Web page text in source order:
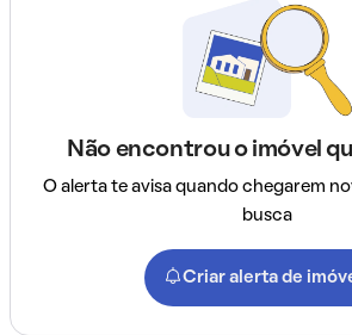
Não encontrou o imóvel
O alerta te avisa quando chegarem
busca
Criar alerta de